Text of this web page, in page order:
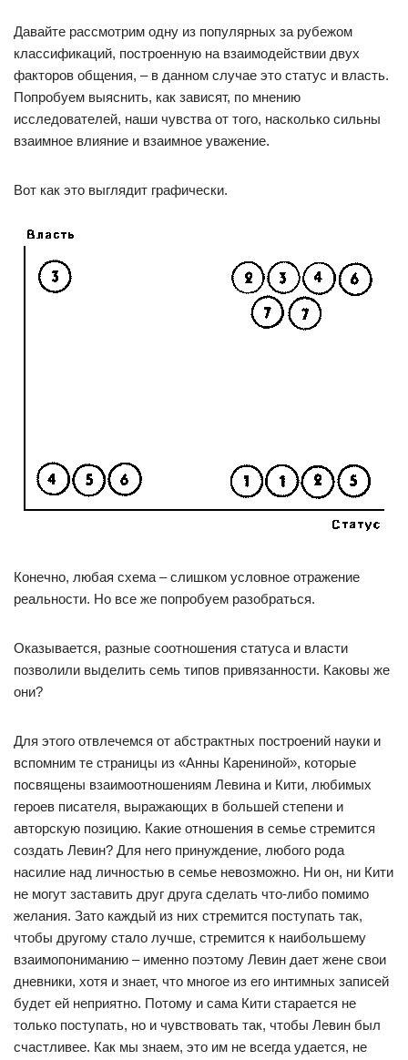
Давайте рассмотрим одну из популярных за рубежом
классификаций, построенную на взаимодействии двух
факторов общения, – в данном случае это статус и власть.
Попробуем выяснить, как зависят, по мнению
исследователей, наши чувства от того, насколько сильны
взаимное влияние и взаимное уважение.
Вот как это выглядит графически.
Конечно, любая схема – слишком условное отражение
реальности. Но все же попробуем разобраться.
Оказывается, разные соотношения статуса и власти
позволили выделить семь типов привязанности. Каковы же
они?
Для этого отвлечемся от абстрактных построений науки и
вспомним те страницы из «Анны Карениной», которые
посвящены взаимоотношениям Левина и Кити, любимых
героев писателя, выражающих в большей степени и
авторскую позицию. Какие отношения в семье стремится
создать Левин? Для него принуждение, любого рода
насилие над личностью в семье невозможно. Ни он, ни Кити
не могут заставить друг друга сделать что-либо помимо
желания. Зато каждый из них стремится поступать так,
чтобы другому стало лучше, стремится к наибольшему
взаимопониманию – именно поэтому Левин дает жене свои
дневники, хотя и знает, что многое из его интимных записей
будет ей неприятно. Потому и сама Кити старается не
только поступать, но и чувствовать так, чтобы Левин был
счастливее. Как мы знаем, это им не всегда удается, не